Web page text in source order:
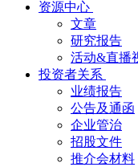
资源中心
文章
研究报告
活动&直播
投资者关系
业绩报告
公告及通函
企业管治
招股文件
推介会材料